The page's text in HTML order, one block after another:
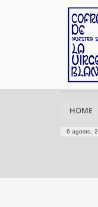
HOME
6 agosto,